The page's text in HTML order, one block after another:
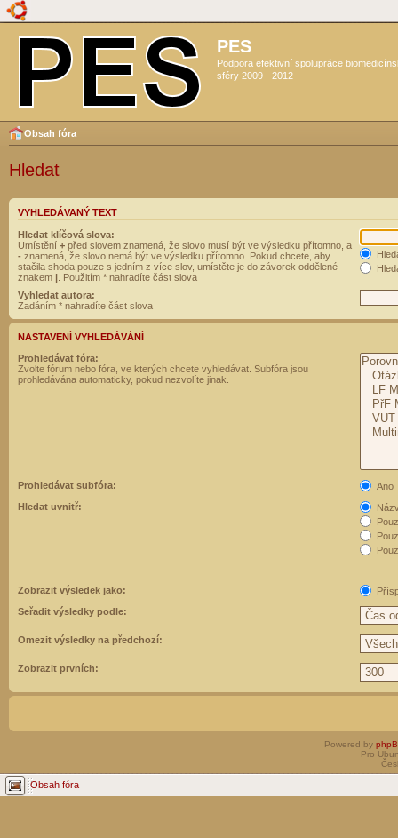
PES
Podpora efektivní spolupráce
sféry 2009 - 2012
Obsah fóra
Hledat
VYHLEDÁVANÝ TEXT
Hledat klíčová slova:
Umístění + před slovem znamená, že slovo musí být ve výsledku přítomno, a
- znamená, že slovo nemá být ve výsledku přítomno. Pokud chcete, aby
stačila shoda pouze s jedním z více slov, umístěte je do závorek oddělené
znakem | . Použitím * nahradíte část slova
Vyhledat autora:
Zadáním * nahradíte část slova
NASTAVENÍ VYHLEDÁVÁNÍ
Prohledávat fóra:
Zvolte fórum nebo fóra, ve kterých chcete vyhledávat. Subfóra jsou
prohledávána automaticky, pokud nezvolíte jinak.
Prohledávat subfóra:
Ano
Hledat uvnitř:
Zobrazit výsledek jako:
Seřadit výsledky podle:
Omezit výsledky na předchozí:
Zobrazit prvních:
Powered by
Pro
Obsah fóra